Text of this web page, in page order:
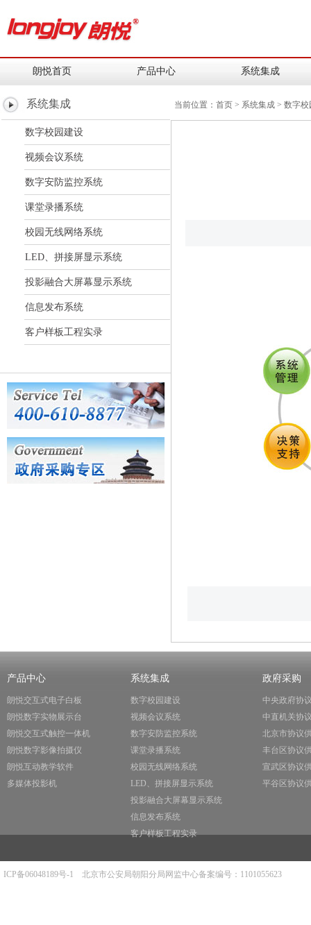
朗悦首页 产品中心 系统集成
系统集成
数字校园建设
视频会议系统
数字安防监控系统
课堂录播系统
校园无线网络系统
LED、拼接屏显示系统
投影融合大屏幕显示系统
信息发布系统
客户样板工程实录
当前位置： 首页 > 系统集成 > 数字校
产品中心
朗悦交互式电子白板
朗悦数字实物展示台
朗悦交互式触控一体机
朗悦数字影像拍摄仪
朗悦互动教学软件
多媒体投影机
系统集成
数字校园建设
视频会议系统
数字安防监控系统
课堂录播系统
校园无线网络系统
LED、拼接屏显示系统
投影融合大屏幕显示系统
信息发布系统
客户样板工程实录
政府采购
中央政府协
中直机关协
北京市协议
丰台区协议
宣武区协议
平谷区协议
ICP备06048189号-1 北京市公安局朝阳分局网监中心备案编号：1101055623